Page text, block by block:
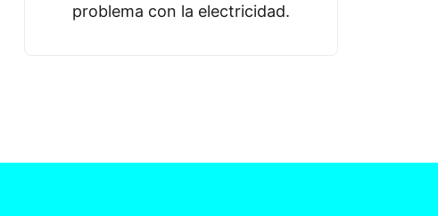
problema con la electricidad.